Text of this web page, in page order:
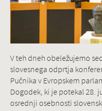
V teh dneh obeležujemo
slovesnega odprtja
Pučnika v Evropskem
Dogodek, ki je potekal 28.
osrednji osebnosti